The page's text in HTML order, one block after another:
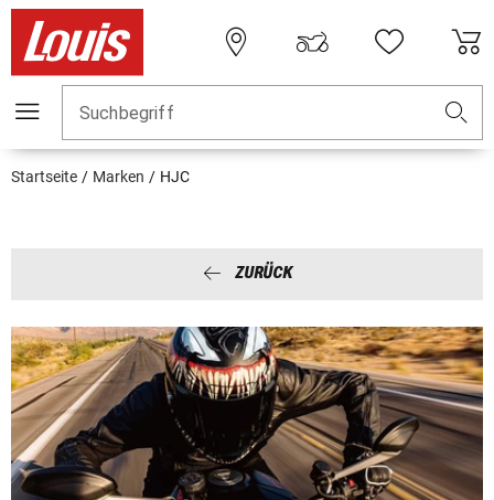
Suchbegriff
Startseite Marken HJC
ZURÜCK